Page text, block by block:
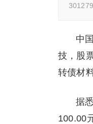
中
技，股
转债材
据
100.00